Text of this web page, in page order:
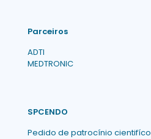
Parceiros
ADTI
MEDTRONIC
SPCENDO
Pedido de patrocínio cientifíco